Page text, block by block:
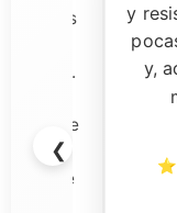
❮
las
calidad.
fue
de
y
y,